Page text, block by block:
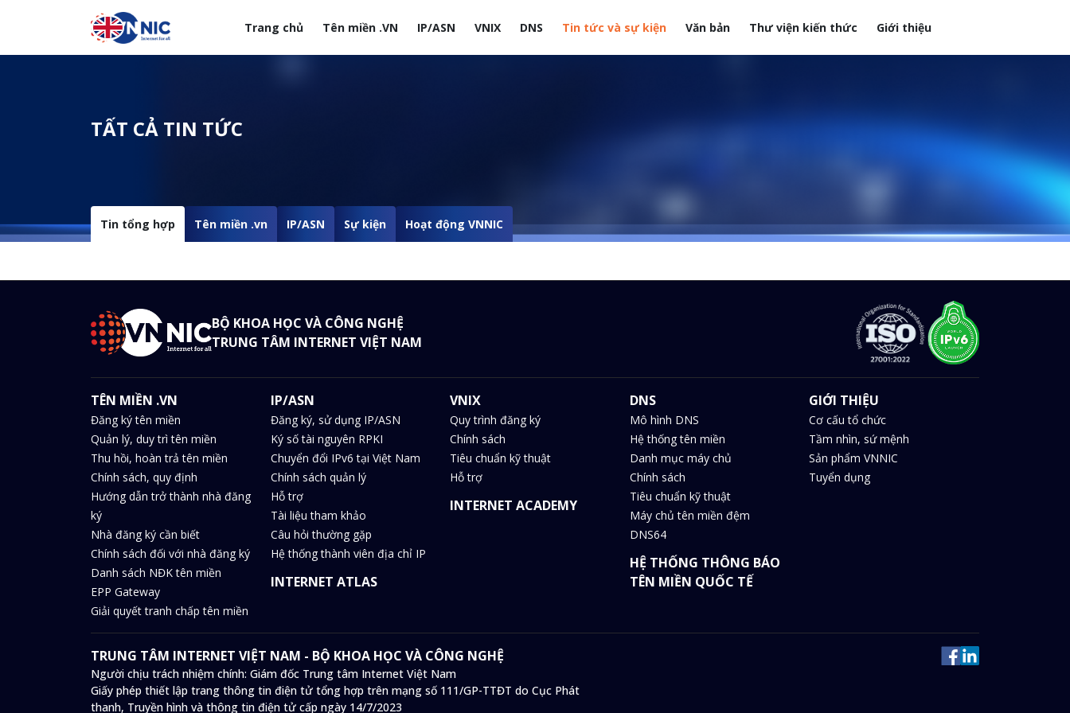
Nhảy đến nội dung
Trang chủ Tên miền .VN IP/ASN VNIX DNS Tin tức và sự kiện Văn bản Thư viện kiến thức Giới thiệu
Menuheader của website
TẤT CẢ TIN TỨC
Tin tổng hợp Tên miền .vn IP/ASN Sự kiện Hoạt động VNNIC
BỘ KHOA HỌC VÀ CÔNG NGHỆ
TRUNG TÂM INTERNET VIỆT NAM
TÊN MIỀN .VN
Đăng ký tên miền
Quản lý, duy trì tên miền
Thu hồi, hoàn trả tên miền
Chính sách, quy định
Hướng dẫn trở thành nhà đăng
ký
Nhà đăng ký cần biết
Chính sách đối với nhà đăng ký
Danh sách NĐK tên miền
EPP Gateway
Giải quyết tranh chấp tên miền
IP/ASN
Đăng ký, sử dụng IP/ASN
Ký số tài nguyên RPKI
Chuyển đổi IPv6 tại Việt Nam
Chính sách quản lý
Hỗ trợ
Tài liệu tham khảo
Câu hỏi thường gặp
Hệ thống thành viên địa chỉ IP
INTERNET ATLAS
VNIX
Quy trình đăng ký
Chính sách
Tiêu chuẩn kỹ thuật
Hỗ trợ
INTERNET ACADEMY
DNS
Mô hình DNS
Hệ thống tên miền
Danh mục máy chủ
Chính sách
Tiêu chuẩn kỹ thuật
Máy chủ tên miền đệm
DNS64
HỆ THỐNG THÔNG BÁO
TÊN MIỀN QUỐC TẾ
GIỚI THIỆU
Cơ cấu tổ chức
Tầm nhìn, sứ mệnh
Sản phẩm VNNIC
Tuyển dụng
TRUNG TÂM INTERNET VIỆT NAM - BỘ KHOA HỌC VÀ CÔNG NGHỆ
Người chịu trách nhiệm chính: Giám đốc Trung tâm Internet Việt Nam
Giấy phép thiết lập trang thông tin điện tử tổng hợp trên mạng số 111/GP-TTĐT do Cục Phát
thanh, Truyền hình và thông tin điện tử cấp ngày 14/7/2023